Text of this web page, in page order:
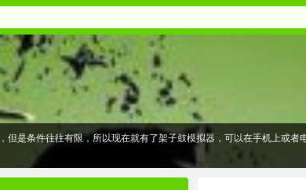
但是条件往往有限，所以现在就有了架子鼓模拟器，可以在手机上或
无论您是初学者还是职业鼓手，一切都让您感觉自己在演奏真正的架
音符和节奏来获取高分成绩。 音乐流派各种各样，每周在歌本上添加新
金贝鼓、摇滚鼓、电子鼓……这些鼓都拥有漂亮的设计和超逼真的高清